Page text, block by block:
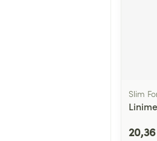
Slim